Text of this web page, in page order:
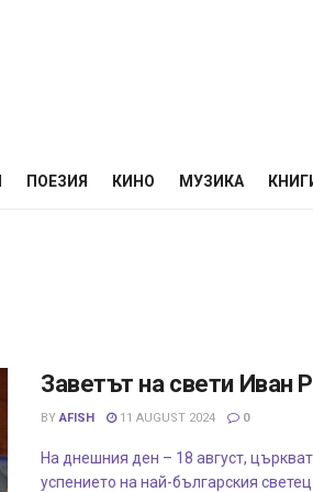
ПОЕЗИЯ КИНО МУЗИКА
Заветът на свети Иван
BY AFISH 11 AUGUST 2024 0
На днешния ден – 18 август,
успението на най-българския светец